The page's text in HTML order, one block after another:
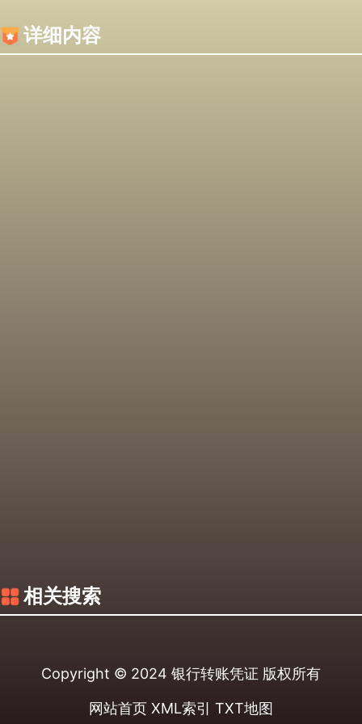
详细内容
相关搜索
Copyright © 2024 银行转账凭证 版权所有
网站首页 XML索引 TXT地图